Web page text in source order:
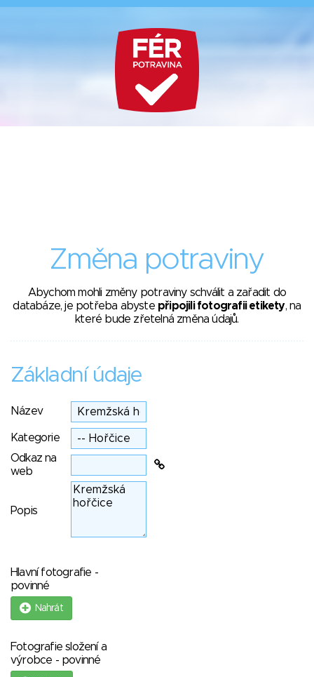
Změna potraviny
Abychom mohli změny potraviny schválit a zařadit do
databáze, je potřeba abyste připojili fotografii etikety, na
které bude zřetelná změna údajů.
Základní údaje
Název
Kategorie
Odkaz na
web
Popis
Hlavní fotografie -
povinné
Nahrát
Fotografie složení a
výrobce - povinné